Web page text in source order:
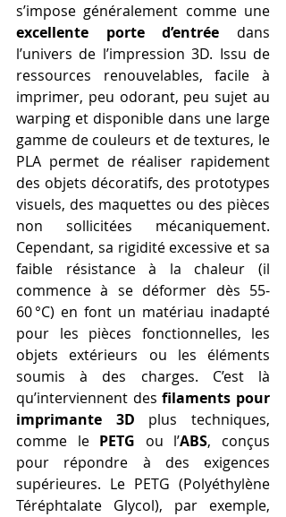
excellente porte d’entrée dans
l’univers de l’impression 3D. Issu de
ressources renouvelables, facile à
imprimer, peu odorant, peu sujet au
warping et disponible dans une large
gamme de couleurs et de textures, le
PLA permet de réaliser rapidement
des objets décoratifs, des prototypes
visuels, des maquettes ou des pièces
non sollicitées mécaniquement.
Cependant, sa rigidité excessive et sa
faible résistance à la chaleur (il
commence à se déformer dès 55-
60 °C) en font un matériau inadapté
pour les pièces fonctionnelles, les
objets extérieurs ou les éléments
soumis à des charges. C’est là
qu’interviennent des filaments pour
imprimante 3D plus techniques,
comme le PETG ou l’ABS, conçus
pour répondre à des exigences
supérieures. Le PETG (Polyéthylène
Téréphtalate Glycol), par exemple,